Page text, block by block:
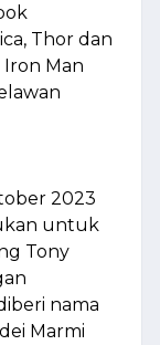
Thor dan
Man
2023
untuk
Tony
nama
Marmi